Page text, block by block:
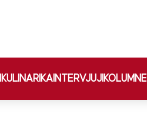
KULINARIKA INTERVJUJI KOLUMNE